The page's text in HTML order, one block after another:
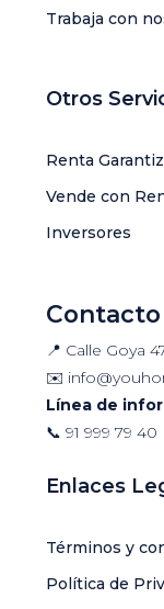
Trabaja con
Otros
Renta
Vende con
Inversores
📍 Calle Goya
✉️
Línea de
📞 91 999 79 40
Enlaces
Términos y
Política de